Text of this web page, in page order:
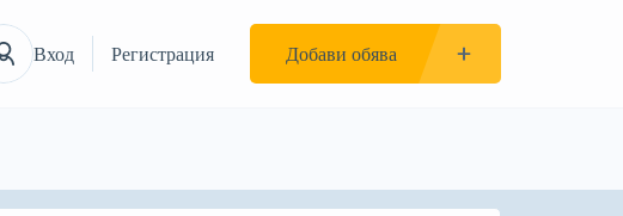
Вход Регистрация Добави обява